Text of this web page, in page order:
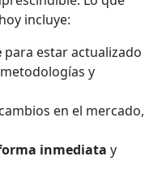
incluye:
para estar actualizado
y
en el mercado,
inmediata y